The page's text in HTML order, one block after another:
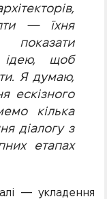
— їхня
ідею, щоб
Я думаю,
ескізного
кілька
діалогу з
етапах
— укладення